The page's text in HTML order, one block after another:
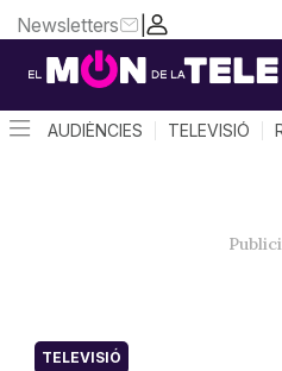
|
Newsletters
AUDIÈNCIES TELEVISIÓ
TELEVISIÓ